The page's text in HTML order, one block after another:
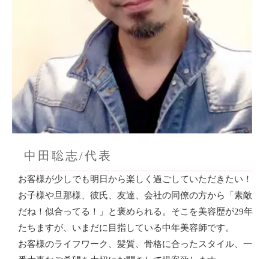
中田聡志/代表
お客様が少しでも明日から楽しく過ごしていただきたい！
お子様や旦那様、彼氏、友達、会社の同僚の方から「素敵
だね！似合ってる！」と褒められる。そこを美容歴が29年
たちますが、いまだに目指している中年美容師です。
お客様のライフワーク、髪質、骨格に合ったスタイル、一